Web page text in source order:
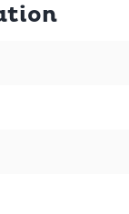
LD 04, 10